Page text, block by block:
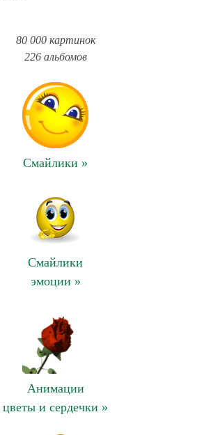
80 000 картинок
226 альбомов
Смайлики »
Смайлики
эмоции »
Анимации
цветы и сердечки »